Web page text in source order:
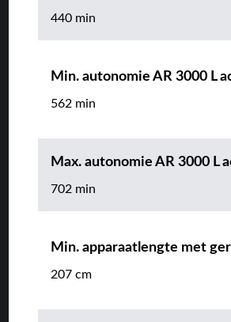
440 min
Min. autonomie AR 3000 L
562 min
Max. autonomie AR 3000 L
702 min
Min. apparaatlengte met
207 cm